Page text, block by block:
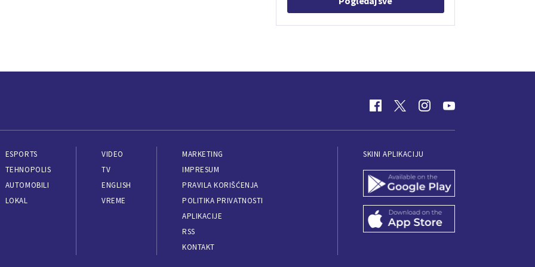
ESPORTS
TEHNOPOLIS
AUTOMOBILI
LOKAL
VIDEO
TV
ENGLISH
VREME
MARKETING
IMPRESUM
PRAVILA KORIŠĆENJA
POLITIKA PRIVATNOSTI
APLIKACIJE
RSS
KONTAKT
SKINI APLIKACIJU